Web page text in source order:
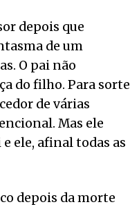
depois que
de um
O pai não
do filho. Para sorte
de várias
Mas ele
ele, afinal todas as
depois da morte